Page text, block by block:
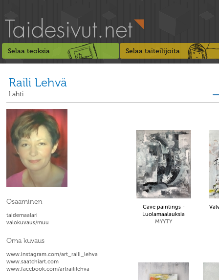
Selaa teoksia Selaa taiteilijoita
Raili Lehvä
Lahti
Osaaminen
taidemaalari
valokuvaus/muu
Oma kuvaus
www.instagram.com/art_raili_lehva
www.saatchiart.com
www.facebook.com/artraililehva
Cave paintings -
Luolamaalauksia
MYYTY